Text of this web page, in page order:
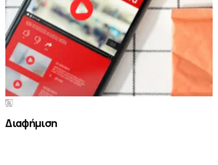
Διαφήμιση